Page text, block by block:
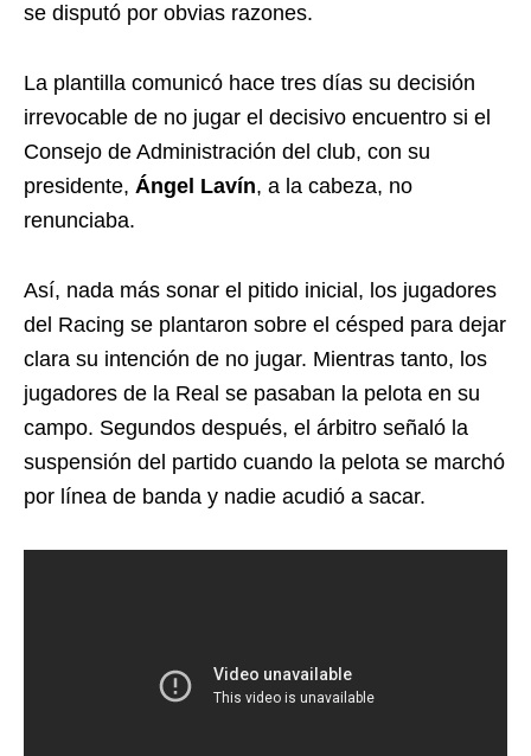
se disputó por obvias razones.
La plantilla comunicó hace tres días su decisión
irrevocable de no jugar el decisivo encuentro si el
Consejo de Administración del club, con su
presidente, Ángel Lavín, a la cabeza, no
renunciaba.
Así, nada más sonar el pitido inicial, los jugadores
del Racing se plantaron sobre el césped para dejar
clara su intención de no jugar. Mientras tanto, los
jugadores de la Real se pasaban la pelota en su
campo. Segundos después, el árbitro señaló la
suspensión del partido cuando la pelota se marchó
por línea de banda y nadie acudió a sacar.